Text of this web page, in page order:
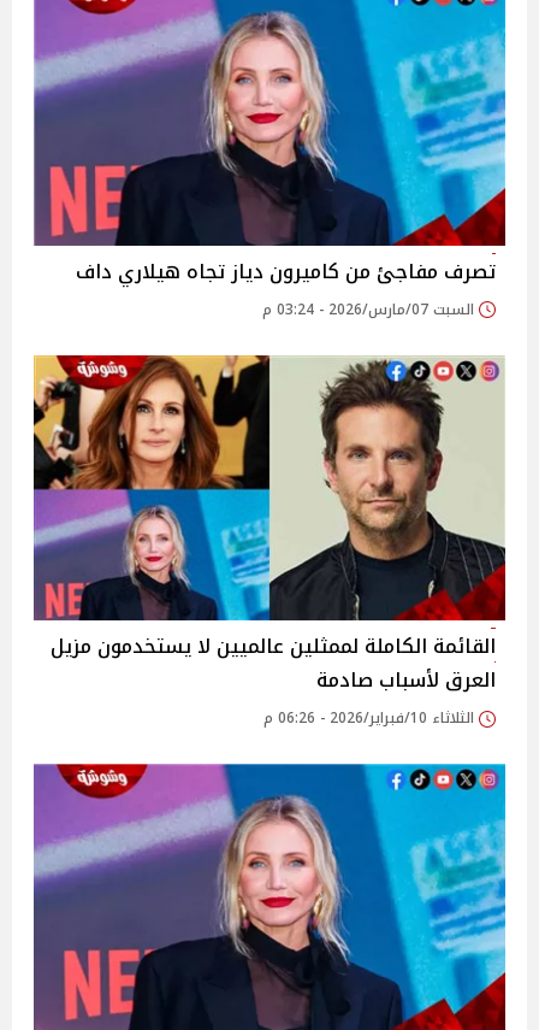
تصرف مفاجئ من كاميرون دياز تجاه هيلاري داف
السبت 07/مارس/2026 - 03:24 م
القائمة الكاملة لممثلين عالميين لا يستخدمون مزيل
العرق لأسباب صادمة
الثلاثاء 10/فبراير/2026 - 06:26 م